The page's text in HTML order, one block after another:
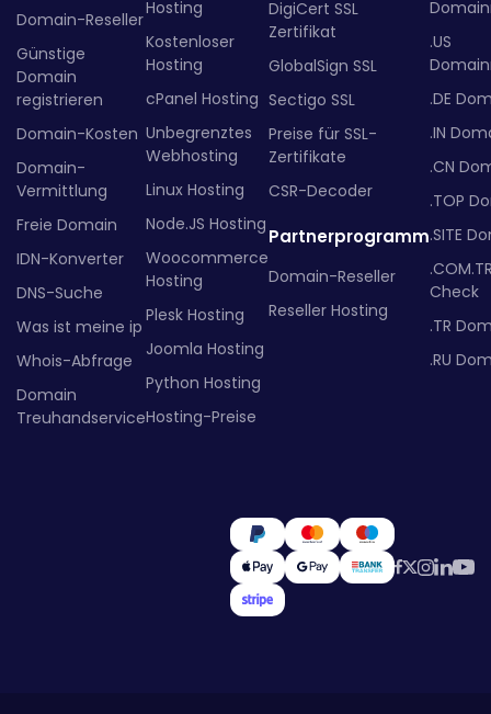
Domain-Reseller
Günstige
Domain
registrieren
Domain-Kosten
Domain-
Vermittlung
Freie Domain
IDN-Konverter
DNS-Suche
Was ist meine ip
Whois-Abfrage
Domain
Treuhandservice
Hosting
Kostenloser
Hosting
cPanel Hosting
Unbegrenztes
Webhosting
Linux Hosting
Node.JS Hosting
Woocommerce
Hosting
Plesk Hosting
Joomla Hosting
Python Hosting
Hosting-Preise
DigiCert SSL
Zertifikat
GlobalSign SSL
Sectigo SSL
Preise für SSL-
Zertifikate
CSR-Decoder
Partnerprogramm
Domain-Reseller
Reseller Hosting
.US
.DE
.IN
.CN
.TOP
.SITE
Check
.TR
.RU